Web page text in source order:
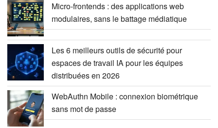
Micro-frontends : des applications web
modulaires, sans le battage médiatique
Les 6 meilleurs outils de sécurité pour
espaces de travail IA pour les équipes
distribuées en 2026
WebAuthn Mobile : connexion biométrique
sans mot de passe